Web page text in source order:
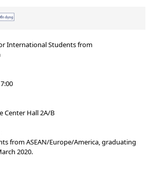
International Students from
Center Hall 2A/B
from ASEAN/Europe/America, graduating
2020.